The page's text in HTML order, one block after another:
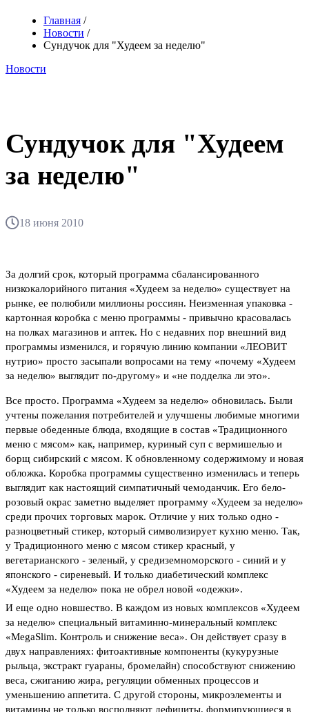
Главная /
Новости /
Сундучок для "Худеем за неделю"
Новости
Сундучок для "Худеем
за неделю"
18 июня 2010
За долгий срок, который программа сбалансированного
низкокалорийного питания «Худеем за неделю» существует на
рынке, ее полюбили миллионы россиян. Неизменная упаковка -
картонная коробка с меню программы - привычно красовалась
на полках магазинов и аптек. Но с недавних пор внешний вид
программы изменился, и горячую линию компании «ЛЕОВИТ
нутрио» просто засыпали вопросами на тему «почему «Худеем
за неделю» выглядит по-другому» и «не подделка ли это».
Все просто. Программа «Худеем за неделю» обновилась. Были
учтены пожелания потребителей и улучшены любимые многими
первые обеденные блюда, входящие в состав «Традиционного
меню с мясом» как, например, куриный суп с вермишелью и
борщ сибирский с мясом. К обновленному содержимому и новая
обложка. Коробка программы существенно изменилась и теперь
выглядит как настоящий симпатичный чемоданчик. Его бело-
розовый окрас заметно выделяет программу «Худеем за неделю»
среди прочих торговых марок. Отличие у них только одно -
разноцветный стикер, который символизирует кухню меню. Так,
у Традиционного меню с мясом стикер красный, у
вегетарианского - зеленый, у средиземноморского - синий и у
японского - сиреневый. И только диабетический комплекс
«Худеем за неделю» пока не обрел новой «одежки».
И еще одно новшество. В каждом из новых комплексов «Худеем
за неделю» специальный витаминно-минеральный комплекс
«MegaSlim. Контроль и снижение веса». Он действует сразу в
двух направлениях: фитоактивные компоненты (кукурузные
рыльца, экстракт гуараны, бромелайн) способствуют снижению
веса, сжиганию жира, регуляции обменных процессов и
уменьшению аппетита. С другой стороны, микроэлементы и
витамины не только восполняют дефициты, формирующиеся в